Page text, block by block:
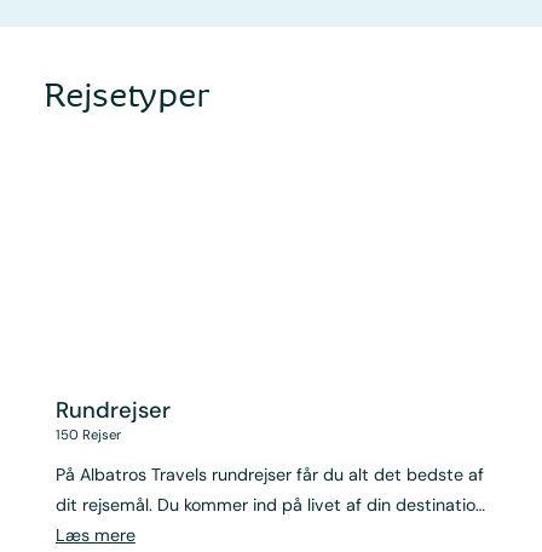
Rejsetyper
Rundrejser
150 Rejser
På Albatros Travels rundrejser får du alt det bedste af
dit rejsemål. Du kommer ind på livet af din destination
og får en eksklusiv rejse af høj kvalitet.
Læs mere